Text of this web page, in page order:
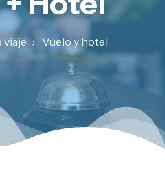
viaje Vuelo y hotel